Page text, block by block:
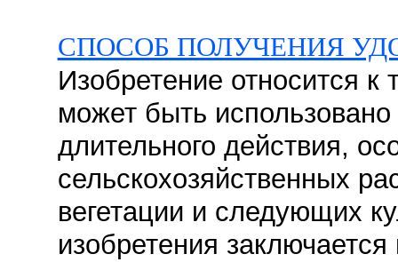
СПОСОБ ПОЛУЧЕНИЯ
Изобретение относится
может быть
длительного действия,
сельскохозяйственных
вегетации и следующих
изобретения